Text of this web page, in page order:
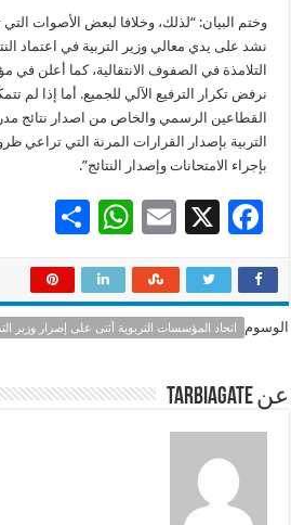
وختم البيان: “لذلك، وخلافا لبعض الأصوات التي
نشد على يدي معالي وزير التربية في اعتماد
التلامذة في الصفوف الانتقالية، كما أعلن في
نرفض تكرار الترفيع الآلي للجميع. أما إذا
القطاعين الرسمي والخاص من اصدار نتائج
التربية بإصدار القرارات المرنة التي
بإجراء الامتحانات وإصدار النتائج”.
F
e
b
o
k
X
E
ai
l
W
at
sA
p
ar
e
الوسوم اتحاد المؤسسات التربوية أثنى على إصرار وزير
عن tarbiagate